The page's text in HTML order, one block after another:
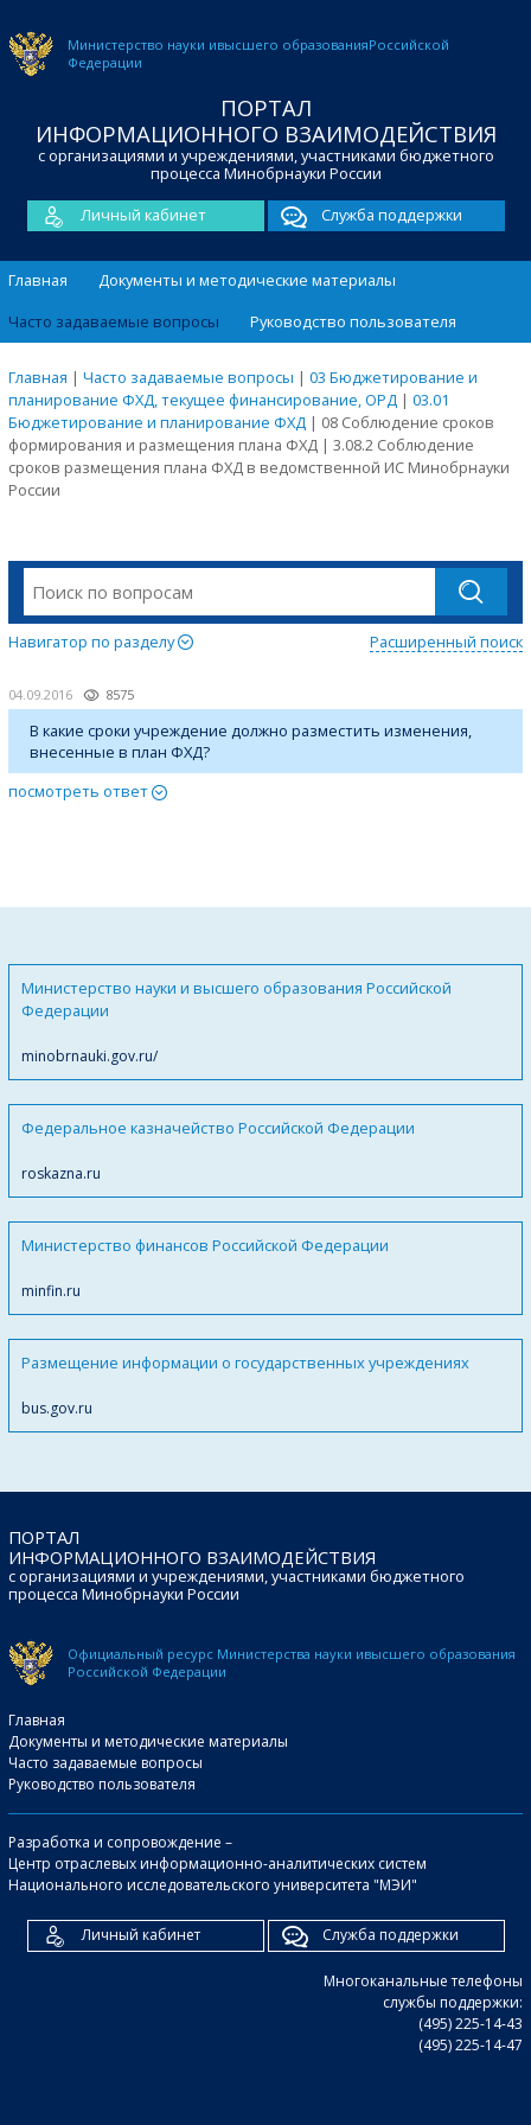
Министерство науки ивысшего образованияРоссийской
Федерации
ПОРТАЛ
ИНФОРМАЦИОННОГО ВЗАИМОДЕЙСТВИЯ
с организациями и учреждениями, участниками бюджетного
процесса Минобрнауки России
Личный кабинет
Служба поддержки
Главная
Документы и методические материалы
Часто задаваемые вопросы
Руководство пользователя
Главная | Часто задаваемые вопросы | 03 Бюджетирование и
планирование ФХД, текущее финансирование, ОРД | 03.01
Бюджетирование и планирование ФХД | 08 Соблюдение сроков
формирования и размещения плана ФХД | 3.08.2 Соблюдение
сроков размещения плана ФХД в ведомственной ИС Минобрнауки
России
Навигатор по разделу Расширенный поиск
04.09.2016 8575
В какие сроки учреждение должно разместить изменения,
внесенные в план ФХД?
посмотреть ответ
Министерство науки и высшего образования Российской
Федерации
minobrnauki.gov.ru/
Федеральное казначейство Российской Федерации
roskazna.ru
Министерство финансов Российской Федерации
minfin.ru
Размещение информации о государственных учреждениях
bus.gov.ru
ПОРТАЛ
ИНФОРМАЦИОННОГО ВЗАИМОДЕЙСТВИЯ
с организациями и учреждениями, участниками бюджетного
процесса Минобрнауки России
Официальный ресурс Министерства науки ивысшего образования
Российской Федерации
Главная
Документы и методические материалы
Часто задаваемые вопросы
Руководство пользователя
Разработка и сопровождение –
Центр отраслевых информационно-аналитических систем
Национального исследовательского университета "МЭИ"
Личный кабинет Служба поддержки
Многоканальные телефоны
службы поддержки:
(495) 225-14-43
(495) 225-14-47